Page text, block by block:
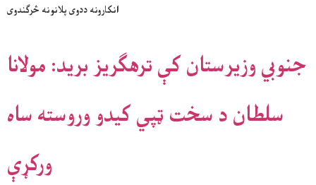
انکارونه ددوی پلانونه څرګندوی
جنوبي وزیرستان کې ترهګریز برید: مولانا
سلطان د سخت ټپي کیدو وروسته ساه
ورکړې